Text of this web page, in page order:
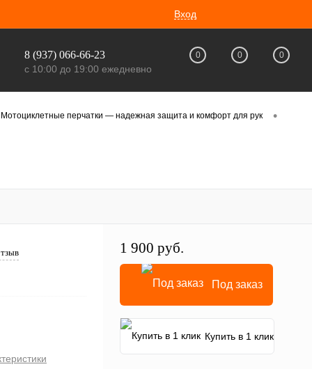
Вход
8 (937) 066-66-23
с 10:00 до 19:00 ежедневно
0 0 0
Мотоциклетные перчатки — надежная защита и комфорт для рук •
1 900 руб.
Под заказ
Купить в 1 клик